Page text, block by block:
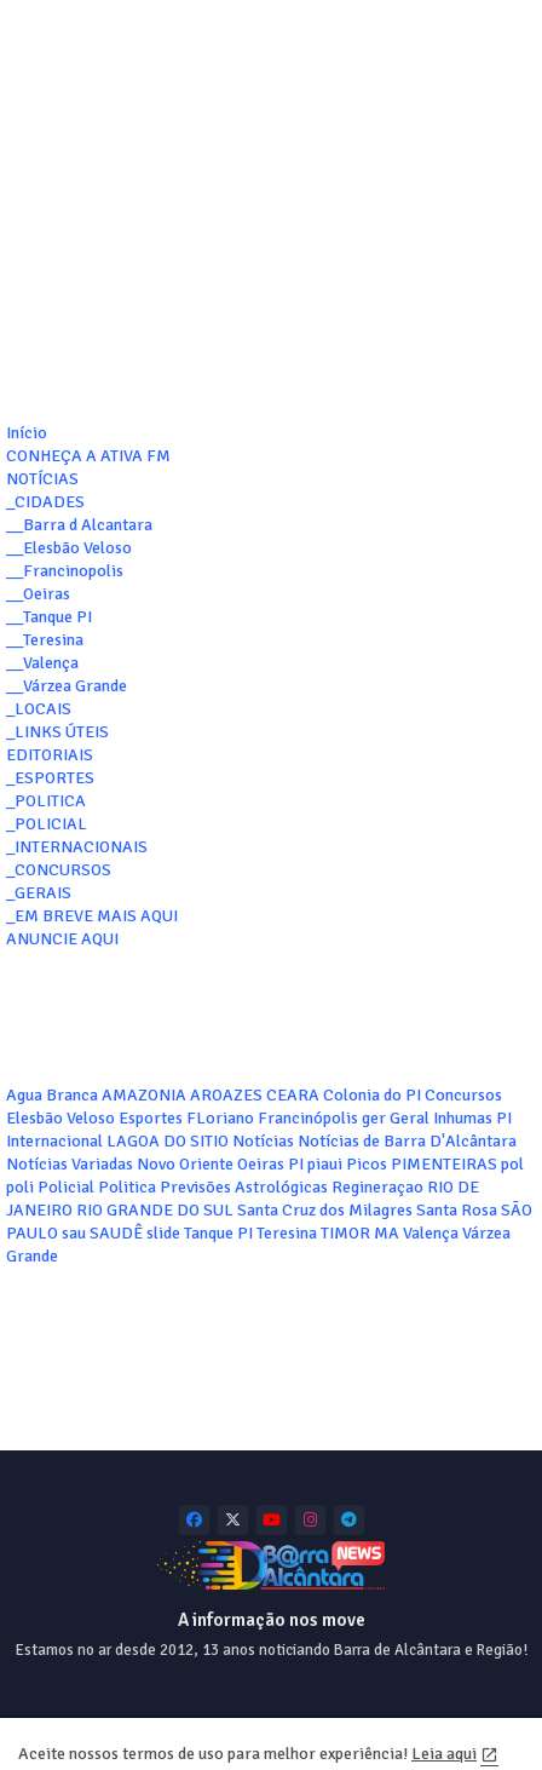
Início
CONHEÇA A ATIVA FM
NOTÍCIAS
_CIDADES
__Barra d Alcantara
__Elesbão Veloso
__Francinopolis
__Oeiras
__Tanque PI
__Teresina
__Valença
__Várzea Grande
_LOCAIS
_LINKS ÚTEIS
EDITORIAIS
_ESPORTES
_POLITICA
_POLICIAL
_INTERNACIONAIS
_CONCURSOS
_GERAIS
_EM BREVE MAIS AQUI
ANUNCIE AQUI
Agua BrancaAMAZONIAAROAZES CEARAColonia do PIConcursos
Elesbão Veloso Esportes FLoriano Francinópolis gerGeral Inhumas PI
Internacional LAGOA DO SITIO Notícias Notícias de Barra D'Alcântara
Notícias Variadas Novo Oriente Oeiras PIpiaui Picos PIMENTEIRAS pol
poli Policial Politica Previsões Astrológicas Regineraçao RIO DE
JANEIRO RIO GRANDE DO SUL Santa Cruz dos Milagres Santa RosaSÃO
PAULOsauSAUDÊslide Tanque PITeresinaTIMOR MAValençaVárzea
Grande
A informação nos move
Estamos no ar desde 2012, 13 anos noticiando Barra de Alcântara e Região!
Home About Contact us Privacy Policy
Aceite nossos termos de uso para melhor experiência! Leia aqui